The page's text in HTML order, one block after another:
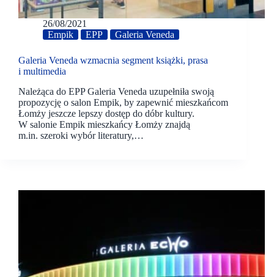
26/08/2021
Empik
EPP Galeria Veneda
Galeria Veneda wzmacnia segment książki, prasa
i multimedia
Należąca do EPP Galeria Veneda uzupełniła swoją
propozycję o salon Empik, by zapewnić mieszkańcom
Łomży jeszcze lepszy dostęp do dóbr kultury.
W salonie Empik mieszkańcy Łomży znajdą
m.in. szeroki wybór literatury,…